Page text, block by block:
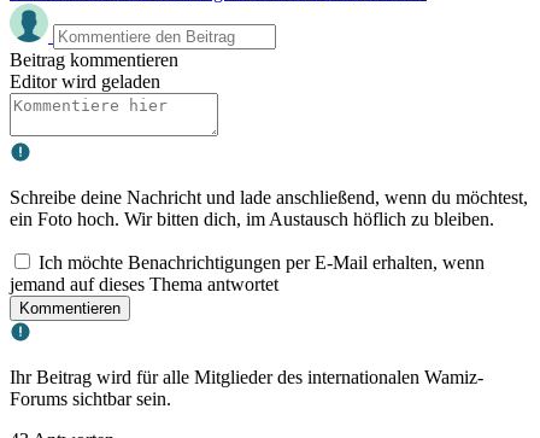
Beitrag kommentieren
Editor wird geladen
Schreibe deine Nachricht und lade anschließend, wenn du möchtest,
ein Foto hoch. Wir bitten dich, im Austausch höflich zu bleiben.
Ich möchte Benachrichtigungen per E-Mail erhalten, wenn
jemand auf dieses Thema antwortet
Kommentieren
Ihr Beitrag wird für alle Mitglieder des internationalen Wamiz-
Forums sichtbar sein.